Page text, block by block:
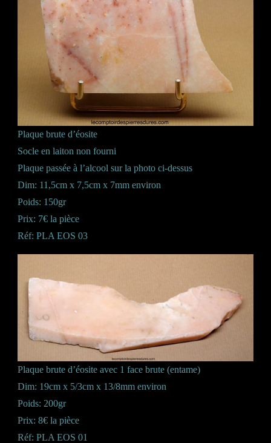
Plaque brute d’éosite
Socle en laiton non fourni
Plaque passée à l’alcool sur la photo ci-dessus
Dim: 11,5cm x 7,5cm x 7mm environ
Poids: 150gr
Prix: 7€ la pièce
Réf: PLA EOS 03
Plaque brute d’éosite avec 1 face brute (entame)
Dim: 19cm x 5/3cm x 13/8mm environ
Poids: 200gr
Prix: 8€ la pièce
Réf: PLA EOS 01